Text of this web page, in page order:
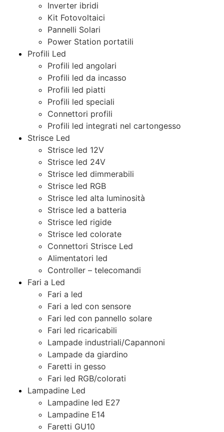
Inverter ibridi
Kit Fotovoltaici
Pannelli Solari
Power Station portatili
Profili Led
Profili led angolari
Profili led da incasso
Profili led piatti
Profili led speciali
Connettori profili
Profili led integrati nel cartongesso
Strisce Led
Strisce led 12V
Strisce led 24V
Strisce led dimmerabili
Strisce led RGB
Strisce led alta luminosità
Strisce led a batteria
Strisce led rigide
Strisce led colorate
Connettori Strisce Led
Alimentatori led
Controller – telecomandi
Fari a Led
Fari a led
Fari a led con sensore
Fari led con pannello solare
Fari led ricaricabili
Lampade industriali/Capannoni
Lampade da giardino
Faretti in gesso
Fari led RGB/colorati
Lampadine Led
Lampadine led E27
Lampadine E14
Faretti GU10